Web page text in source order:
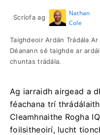
Scríofa ag
Nathan
Cole
Taighdeoir Ardán Trádála
Déanann sé taighde ar
chuntas trádála.
Ag iarraidh airgead a
féachana trí
Cleamhnaithe Rogha
foilsitheoirí, lucht